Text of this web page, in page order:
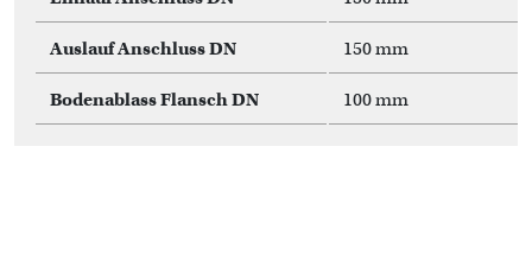
Auslauf Anschluss DN 150 mm
Bodenablass Flansch DN 100 mm